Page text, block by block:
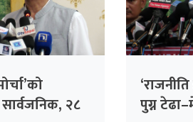
२८
पुग्न